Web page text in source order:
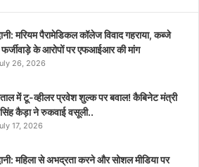
मरियम पैरामेडिकल कॉलेज विवाद गहराया, कब्जे
के आरोपों पर एफआईआर की मांग
26, 2026
में टू-व्हीलर प्रवेश शुल्क पर बवाल! कैबिनेट मंत्री
सिंह कैड़ा ने रुकवाई वसूली..
17, 2026
महिला से अभद्रता करने और सोशल मीडिया पर